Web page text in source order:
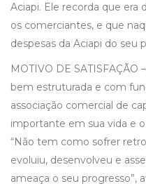
Aciapi. Ele recorda que era
os comerciantes, e que
despesas da Aciapi do seu
MOTIVO DE SATISFAÇÃO
bem estruturada e com
associação comercial de
importante em sua vida e
“Não tem como sofrer
evoluiu, desenvolveu e
ameaça o seu progresso”,